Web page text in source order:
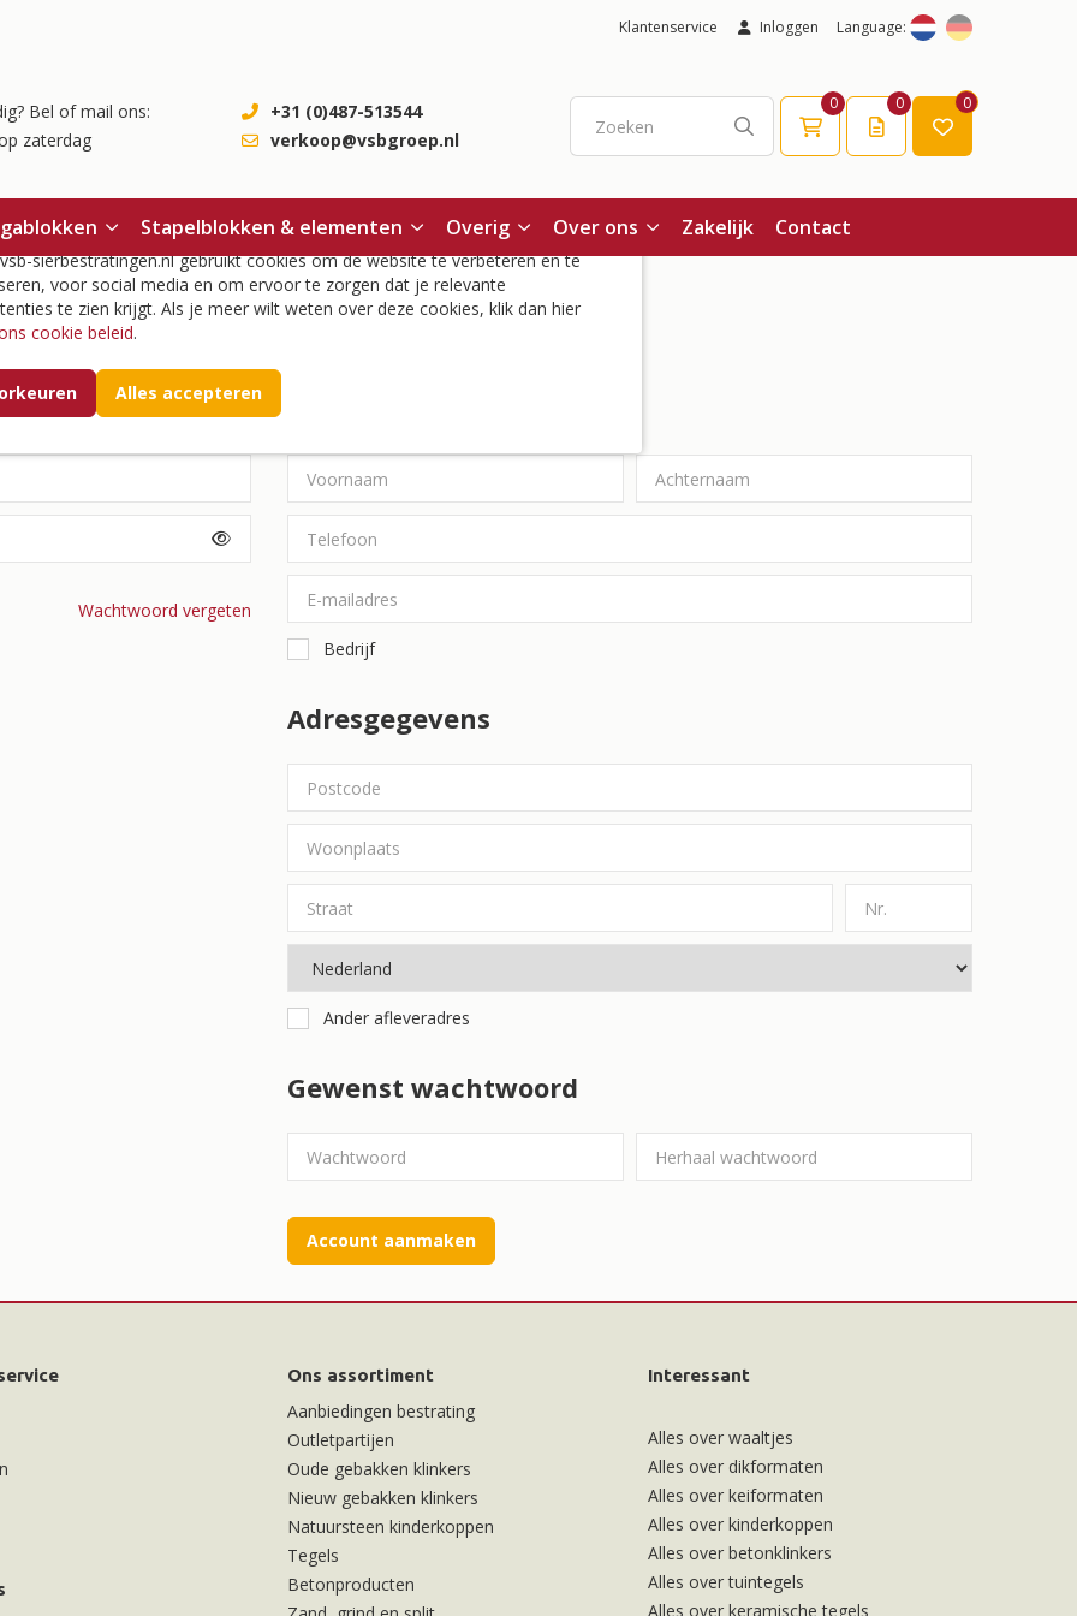
Klantenservice Inloggen Language:
Bel of mail ons:
zaterdag
+31 (0)487-513544
verkoop@vsbgroep.nl
0 0 0
Stapelblokken & elementen Overig Over ons Zakelijk Contact
loggen
Wachtwoord vergeten
Bedrijf
Adresgegevens
Ander afleveradres
Gewenst wachtwoord
Account aanmaken
Ons assortiment
Aanbiedingen bestrating
Outletpartijen
Oude gebakken klinkers
Nieuw gebakken klinkers
Natuursteen kinderkoppen
Tegels
Betonproducten
Interessant
Alles over waaltjes
Alles over dikformaten
Alles over keiformaten
Alles over kinderkoppen
Alles over betonklinkers
Alles over tuintegels
Alles over keramische tegels
sierbestratingen.nl gebruikt cookies om de website te verbeteren en te
voor social media en om ervoor te zorgen dat je relevante
te zien krijgt. Als je meer wilt weten over deze cookies, klik dan hier
cookie beleid.
Alles accepteren